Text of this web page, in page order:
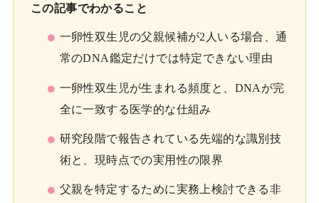
この記事でわかること
一卵性双生児の父親候補が2人いる場合、通
常のDNA鑑定だけでは特定できない理由
一卵性双生児が生まれる頻度と、DNAが完
全に一致する医学的な仕組み
研究段階で報告されている先端的な識別技
術と、現時点での実用性の限界
父親を特定するために実務上検討できる非